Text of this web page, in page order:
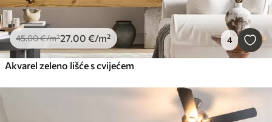
45.00€/m²27.00 €/m² 4
Akvarel zeleno lišće s cvijećem